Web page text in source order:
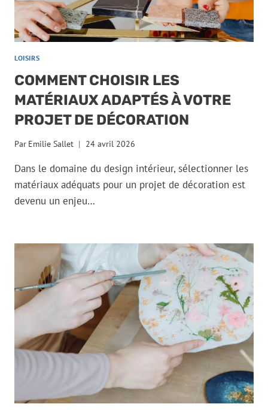
LOISIRS
COMMENT CHOISIR LES
MATÉRIAUX ADAPTÉS À VOTRE
PROJET DE DÉCORATION
Par Emilie Sallet 24 avril 2026
Dans le domaine du design intérieur, sélectionner les
matériaux adéquats pour un projet de décoration est
devenu un enjeu…